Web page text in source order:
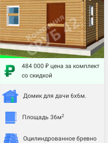
484 000 ₽ цена за комплект
со скидкой
Домик для дачи 6х6м.
Площадь 36м2
Оцилиндрованное бревно